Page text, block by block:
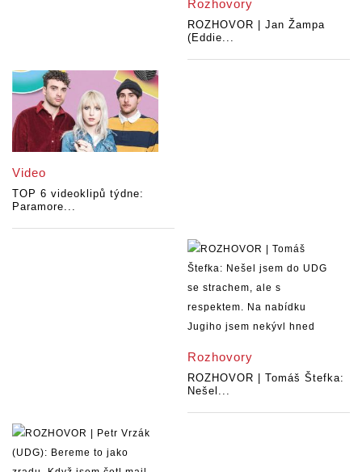
Rozhovory
ROZHOVOR | Jan Žampa
(Eddie...
Video
TOP 6 videoklipů týdne:
Paramore...
Rozhovory
ROZHOVOR | Tomáš Štefka:
Nešel...